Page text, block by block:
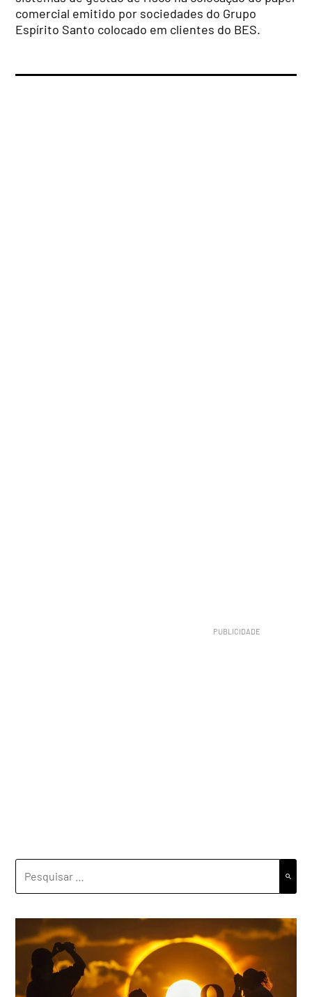
comercial emitido por sociedades do Grupo
Espírito Santo colocado em clientes do BES.
POR: